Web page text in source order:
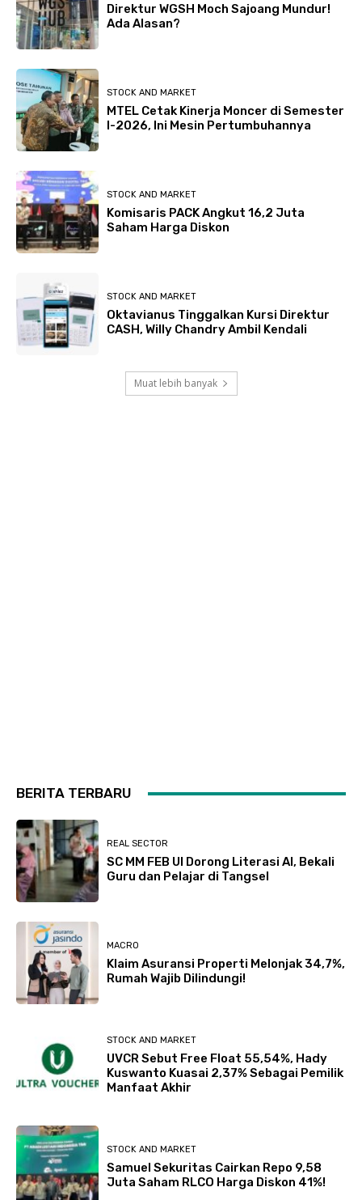
Direktur WGSH Moch Sajoang Mundur!
Ada Alasan?
STOCK AND MARKET
MTEL Cetak Kinerja Moncer di Semester
I-2026, Ini Mesin Pertumbuhannya
STOCK AND MARKET
Komisaris PACK Angkut 16,2 Juta
Saham Harga Diskon
STOCK AND MARKET
Oktavianus Tinggalkan Kursi Direktur
CASH, Willy Chandry Ambil Kendali
Muat lebih banyak
BERITA TERBARU
REAL SECTOR
SC MM FEB UI Dorong Literasi AI, Bekali
Guru dan Pelajar di Tangsel
MACRO
Klaim Asuransi Properti Melonjak 34,7%,
Rumah Wajib Dilindungi!
STOCK AND MARKET
UVCR Sebut Free Float 55,54%, Hady
Kuswanto Kuasai 2,37% Sebagai Pemilik
Manfaat Akhir
STOCK AND MARKET
Samuel Sekuritas Cairkan Repo 9,58
Juta Saham RLCO Harga Diskon 41%!